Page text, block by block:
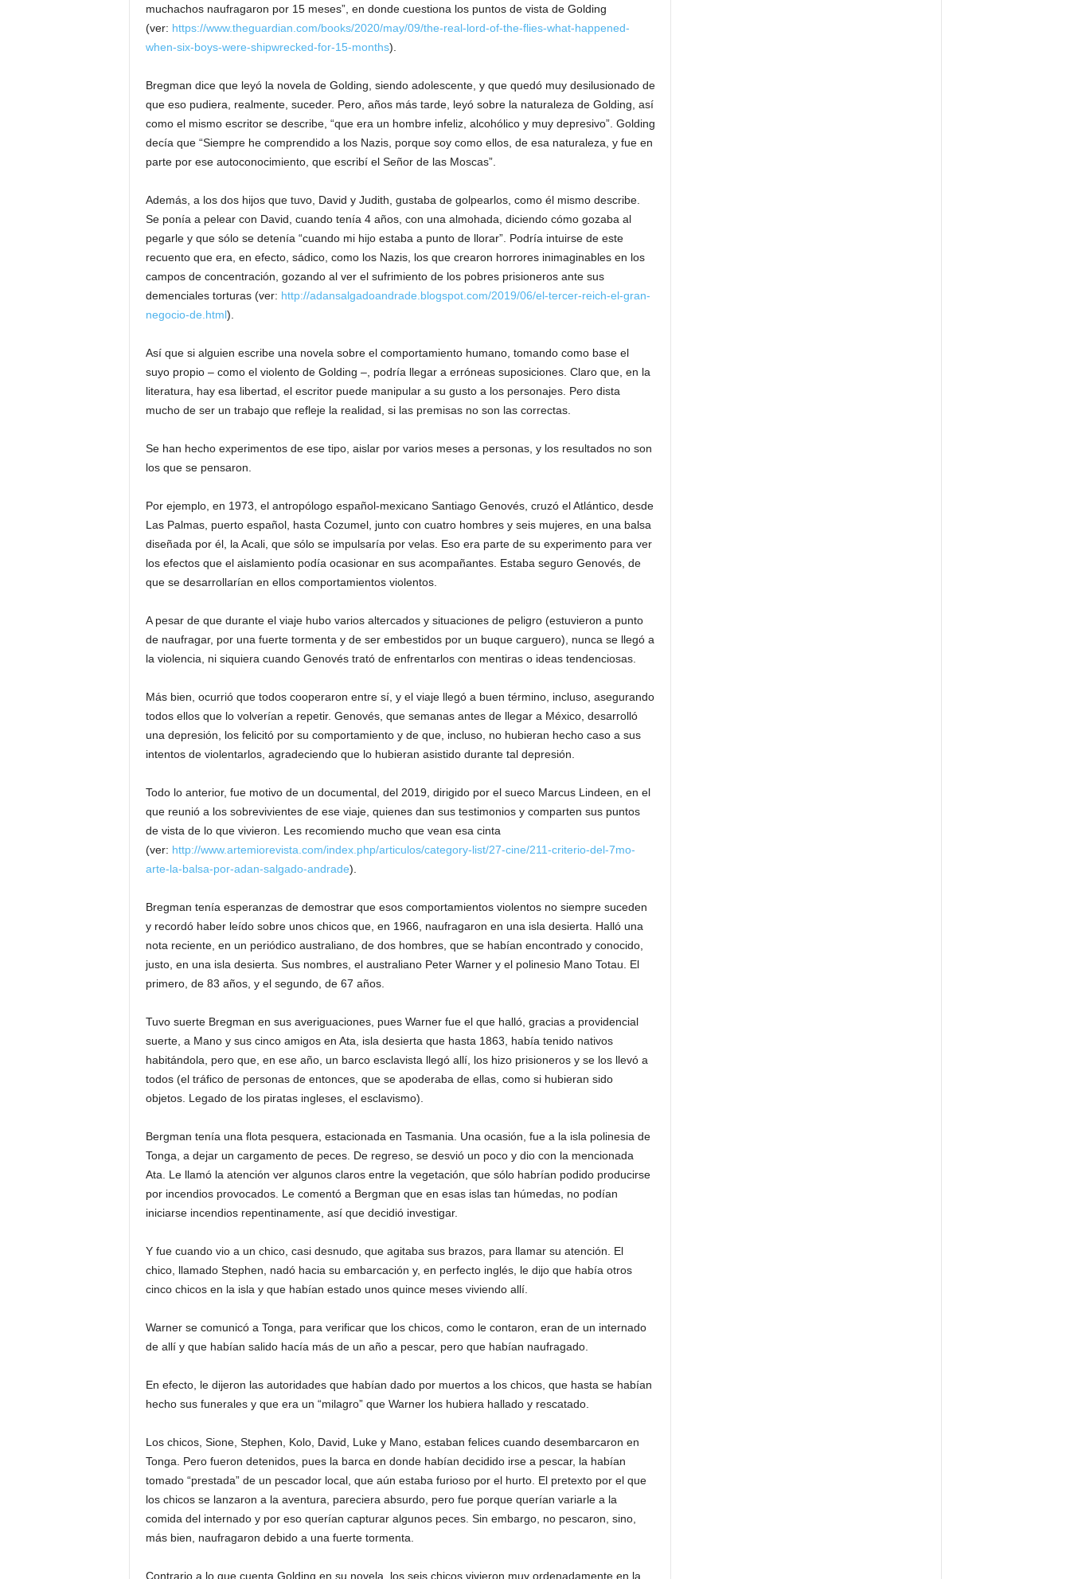
muchachos naufragaron por 15 meses”, en donde cuestiona los puntos de vista de Golding
(ver: https://www.theguardian.com/books/2020/may/09/the-real-lord-of-the-flies-what-happened-
when-six-boys-were-shipwrecked-for-15-months).
Bregman dice que leyó la novela de Golding, siendo adolescente, y que quedó muy desilusionado de
que eso pudiera, realmente, suceder. Pero, años más tarde, leyó sobre la naturaleza de Golding, así
como el mismo escritor se describe, “que era un hombre infeliz, alcohólico y muy depresivo”. Golding
decía que “Siempre he comprendido a los Nazis, porque soy como ellos, de esa naturaleza, y fue en
parte por ese autoconocimiento, que escribí el Señor de las Moscas”.
Además, a los dos hijos que tuvo, David y Judith, gustaba de golpearlos, como él mismo describe.
Se ponía a pelear con David, cuando tenía 4 años, con una almohada, diciendo cómo gozaba al
pegarle y que sólo se detenía “cuando mi hijo estaba a punto de llorar”. Podría intuirse de este
recuento que era, en efecto, sádico, como los Nazis, los que crearon horrores inimaginables en los
campos de concentración, gozando al ver el sufrimiento de los pobres prisioneros ante sus
demenciales torturas (ver: http://adansalgadoandrade.blogspot.com/2019/06/el-tercer-reich-el-gran-
negocio-de.html).
Así que si alguien escribe una novela sobre el comportamiento humano, tomando como base el
suyo propio – como el violento de Golding –, podría llegar a erróneas suposiciones. Claro que, en la
literatura, hay esa libertad, el escritor puede manipular a su gusto a los personajes. Pero dista
mucho de ser un trabajo que refleje la realidad, si las premisas no son las correctas.
Se han hecho experimentos de ese tipo, aislar por varios meses a personas, y los resultados no son
los que se pensaron.
Por ejemplo, en 1973, el antropólogo español-mexicano Santiago Genovés, cruzó el Atlántico, desde
Las Palmas, puerto español, hasta Cozumel, junto con cuatro hombres y seis mujeres, en una balsa
diseñada por él, la Acali, que sólo se impulsaría por velas. Eso era parte de su experimento para ver
los efectos que el aislamiento podía ocasionar en sus acompañantes. Estaba seguro Genovés, de
que se desarrollarían en ellos comportamientos violentos.
A pesar de que durante el viaje hubo varios altercados y situaciones de peligro (estuvieron a punto
de naufragar, por una fuerte tormenta y de ser embestidos por un buque carguero), nunca se llegó a
la violencia, ni siquiera cuando Genovés trató de enfrentarlos con mentiras o ideas tendenciosas.
Más bien, ocurrió que todos cooperaron entre sí, y el viaje llegó a buen término, incluso, asegurando
todos ellos que lo volverían a repetir. Genovés, que semanas antes de llegar a México, desarrolló
una depresión, los felicitó por su comportamiento y de que, incluso, no hubieran hecho caso a sus
intentos de violentarlos, agradeciendo que lo hubieran asistido durante tal depresión.
Todo lo anterior, fue motivo de un documental, del 2019, dirigido por el sueco Marcus Lindeen, en el
que reunió a los sobrevivientes de ese viaje, quienes dan sus testimonios y comparten sus puntos
de vista de lo que vivieron. Les recomiendo mucho que vean esa cinta
(ver: http://www.artemiorevista.com/index.php/articulos/category-list/27-cine/211-criterio-del-7mo-
arte-la-balsa-por-adan-salgado-andrade).
Bregman tenía esperanzas de demostrar que esos comportamientos violentos no siempre suceden
y recordó haber leído sobre unos chicos que, en 1966, naufragaron en una isla desierta. Halló una
nota reciente, en un periódico australiano, de dos hombres, que se habían encontrado y conocido,
justo, en una isla desierta. Sus nombres, el australiano Peter Warner y el polinesio Mano Totau. El
primero, de 83 años, y el segundo, de 67 años.
Tuvo suerte Bregman en sus averiguaciones, pues Warner fue el que halló, gracias a providencial
suerte, a Mano y sus cinco amigos en Ata, isla desierta que hasta 1863, había tenido nativos
habitándola, pero que, en ese año, un barco esclavista llegó allí, los hizo prisioneros y se los llevó a
todos (el tráfico de personas de entonces, que se apoderaba de ellas, como si hubieran sido
objetos. Legado de los piratas ingleses, el esclavismo).
Bergman tenía una flota pesquera, estacionada en Tasmania. Una ocasión, fue a la isla polinesia de
Tonga, a dejar un cargamento de peces. De regreso, se desvió un poco y dio con la mencionada
Ata. Le llamó la atención ver algunos claros entre la vegetación, que sólo habrían podido producirse
por incendios provocados. Le comentó a Bergman que en esas islas tan húmedas, no podían
iniciarse incendios repentinamente, así que decidió investigar.
Y fue cuando vio a un chico, casi desnudo, que agitaba sus brazos, para llamar su atención. El
chico, llamado Stephen, nadó hacia su embarcación y, en perfecto inglés, le dijo que había otros
cinco chicos en la isla y que habían estado unos quince meses viviendo allí.
Warner se comunicó a Tonga, para verificar que los chicos, como le contaron, eran de un internado
de allí y que habían salido hacía más de un año a pescar, pero que habían naufragado.
En efecto, le dijeron las autoridades que habían dado por muertos a los chicos, que hasta se habían
hecho sus funerales y que era un “milagro” que Warner los hubiera hallado y rescatado.
Los chicos, Sione, Stephen, Kolo, David, Luke y Mano, estaban felices cuando desembarcaron en
Tonga. Pero fueron detenidos, pues la barca en donde habían decidido irse a pescar, la habían
tomado “prestada” de un pescador local, que aún estaba furioso por el hurto. El pretexto por el que
los chicos se lanzaron a la aventura, pareciera absurdo, pero fue porque querían variarle a la
comida del internado y por eso querían capturar algunos peces. Sin embargo, no pescaron, sino,
más bien, naufragaron debido a una fuerte tormenta.
Contrario a lo que cuenta Golding en su novela, los seis chicos vivieron muy ordenadamente en la